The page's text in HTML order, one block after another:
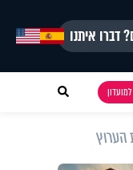
דברו איתנו
הערוץ